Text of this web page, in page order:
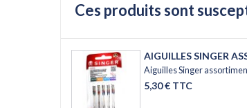
Ces produits sont
AIGUILLES SINGER
Aiguilles Singer
5,30 € TTC